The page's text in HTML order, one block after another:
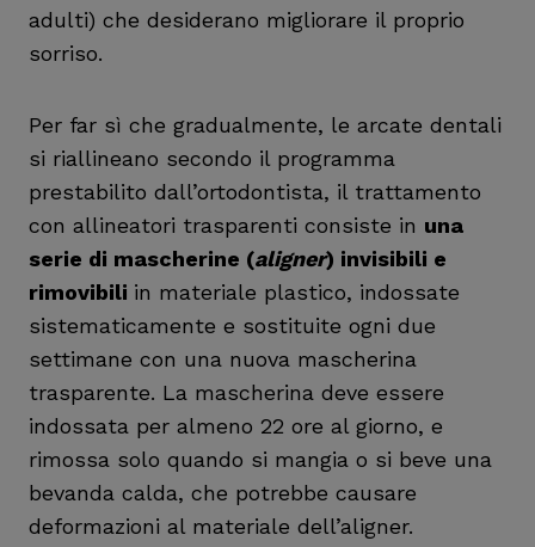
adulti) che desiderano migliorare il proprio
sorriso.
Per far sì che gradualmente, le arcate dentali
si riallineano secondo il programma
prestabilito dall’ortodontista, il trattamento
con allineatori trasparenti consiste in una
serie di mascherine (aligner) invisibili e
rimovibili in materiale plastico, indossate
sistematicamente e sostituite ogni due
settimane con una nuova mascherina
trasparente. La mascherina deve essere
indossata per almeno 22 ore al giorno, e
rimossa solo quando si mangia o si beve una
bevanda calda, che potrebbe causare
deformazioni al materiale dell’aligner.